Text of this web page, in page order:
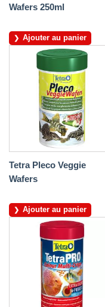
Wafers 250ml
Ajouter au panier
Tetra Pleco Veggie
Wafers
Ajouter au panier